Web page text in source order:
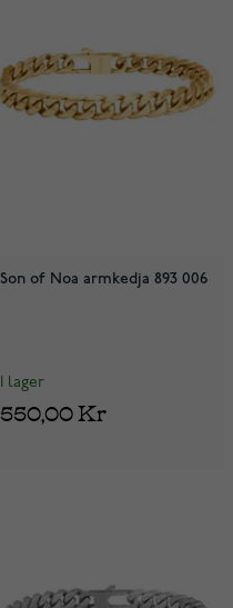
Son of Noa armkedja 893 006
I lager
550,00 Kr